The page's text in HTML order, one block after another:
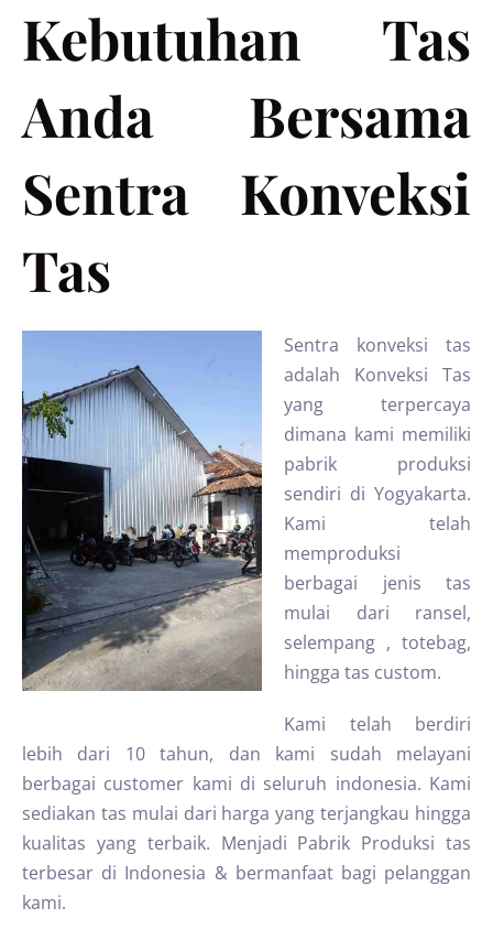
Kebutuhan Tas
Anda Bersama
Sentra Konveksi
Tas
Sentra konveksi tas
adalah Konveksi Tas
yang terpercaya
dimana kami memiliki
pabrik produksi
sendiri di Yogyakarta.
Kami telah
memproduksi
berbagai jenis tas
mulai dari ransel,
selempang , totebag,
hingga tas custom.
Kami telah berdiri
lebih dari 10 tahun, dan kami sudah melayani
berbagai customer kami di seluruh indonesia. Kami
sediakan tas mulai dari harga yang terjangkau hingga
kualitas yang terbaik. Menjadi Pabrik Produksi tas
terbesar di Indonesia & bermanfaat bagi pelanggan
kami.